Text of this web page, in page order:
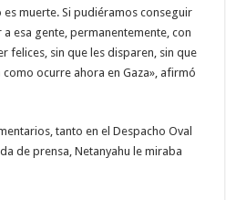
muerte. Si pudiéramos conseguir
esa gente, permanentemente, con
felices, sin que les disparen, sin que
ocurre ahora en Gaza», afirmó
tanto en el Despacho Oval
de prensa, Netanyahu le miraba